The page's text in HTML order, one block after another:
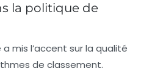
la politique de
mis l’accent sur la qualité
de classement.